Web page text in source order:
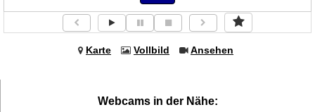
Karte Vollbild Ansehen
Webcams in der Nähe: